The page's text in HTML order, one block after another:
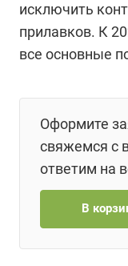
исключить
прилавков. К
все основные
Оформите
свяжемся с
ответим на
В